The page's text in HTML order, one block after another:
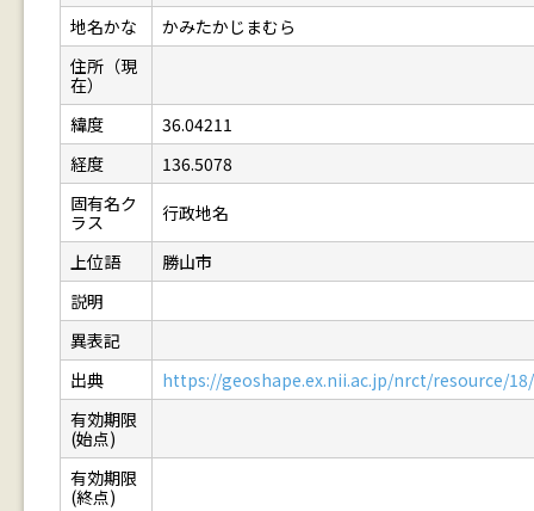
地名かな
かみたかじまむら
住所（現
在）
緯度
36.04211
経度
136.5078
固有名ク
ラス
行政地名
上位語
勝山市
説明
異表記
出典
https://geoshape.ex.nii.ac.jp/nrct/resource/
有効期限
(始点)
有効期限
(終点)